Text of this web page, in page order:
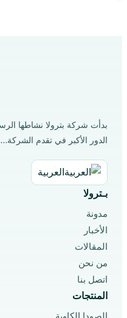
الدور الأكبر في تقدم الشركة…
العربية
بـترولا
مدونة
الأخبار
المقالات
من نحن
اتصل بنا
المنتجات